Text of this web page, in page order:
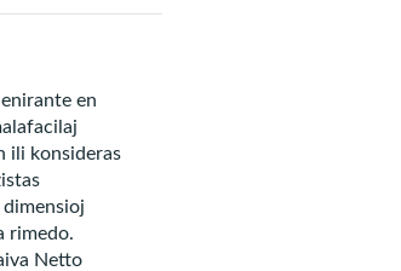
en
ili konsideras
rimedo.
Netto